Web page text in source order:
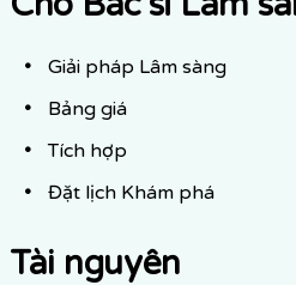
Giải pháp Lâm sàng
Bảng giá
Tích hợp
Đặt lịch Khám phá
Tài nguyên